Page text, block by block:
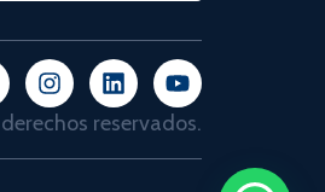
reservados.